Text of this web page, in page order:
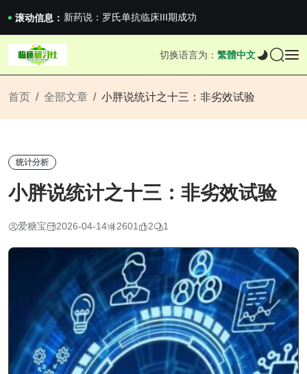
滚动信息： 新药说：罗氏单抗临床III期成功
新药说：哈佛大学：生男生女不是随机的，这样的...
国家药监局关于适用《E6（R3）：药物临床试...
沪上临研人：著名Global临床CRO在我国...
新药说：哈佛大学：生男生女不是随机的，这样的...
切换语言为： 繁體中文
首页 全部文章 小胖说统计之十三：非劣效试验
统计分析
小胖说统计之十三：非劣效试验
爱糖宝 2026-04-14 2601 2 1